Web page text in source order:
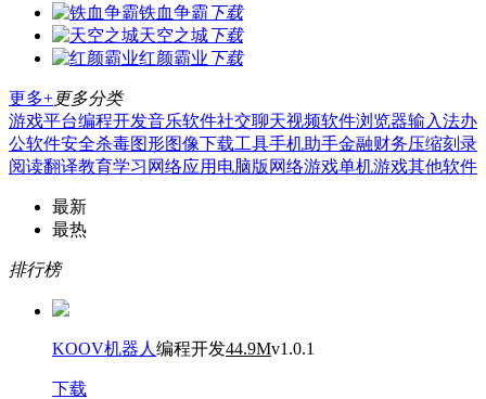
铁血争霸 下载
天空之城下载
红颜霸业 下载
更多+更多分类
游戏平台编程开发音乐软件社交聊天视频软件浏览器输入法办
公软件安全杀毒图形图像下载工具手机助手金融财务压缩刻录
阅读翻译教育学习 网络应用 电脑版 网络游戏单机游戏其他软件
最新
最热
排行榜
KOOV机器人 编程开发44.9Mv1.0.1
下载